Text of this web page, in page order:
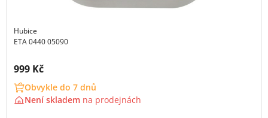
Hubice
ETA 0440 05090
Cena s DPH:
999 Kč
Obvykle do 7 dnů
Není skladem na prodejnách